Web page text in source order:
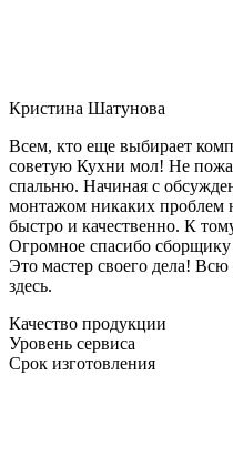
Кристина Шатунова
Всем, кто еще выбирает
советую Кухни мол! Не
спальню. Начиная с
монтажом никаких проблем
быстро и качественно. К
Огромное спасибо сборщику
Это мастер своего дела! Всю
здесь.
Качество продукции
Уровень сервиса
Срок изготовления